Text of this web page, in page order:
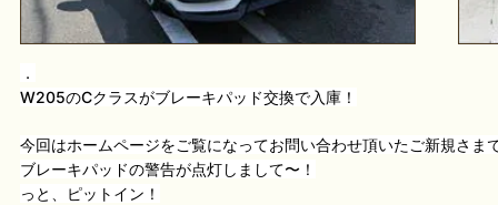
．
W205のCクラスがブレーキパッド交換で入庫！
今回はホームページをご覧になってお問い合わせ頂いたご新規さま
ブレーキパッドの警告が点灯しまして〜！
っと、ピットイン！